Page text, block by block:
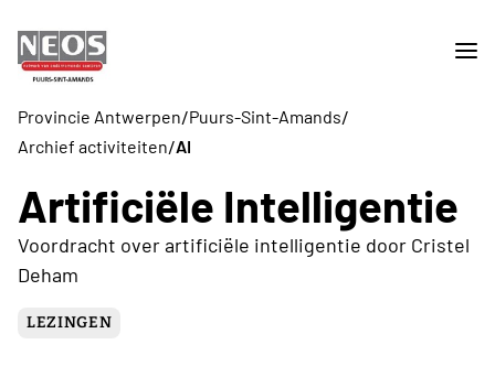
Provincie Antwerpen/Puurs-Sint-Amands/
Archief activiteiten/AI
Artificiële Intelligentie
Voordracht over artificiële intelligentie door Cristel
Deham
LEZINGEN